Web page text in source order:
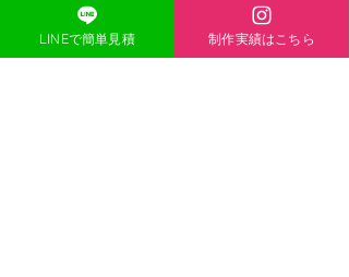
LINEで簡単見積 制作実績はこちら